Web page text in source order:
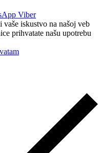
Viber
iskustvo na našoj veb
prihvatate našu upotrebu